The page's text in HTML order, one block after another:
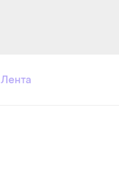
Лента